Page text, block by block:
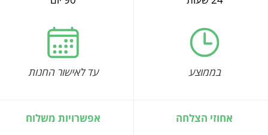
בממוצע עד לאישור החנות
אחוזי הצלחה אפשרויות משלוח